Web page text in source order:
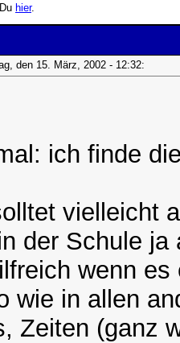
hier.
den 15. März, 2002 - 12:32:
ich finde
vielleicht
der Schule
wenn
wie in allen
Zeiten (ganz